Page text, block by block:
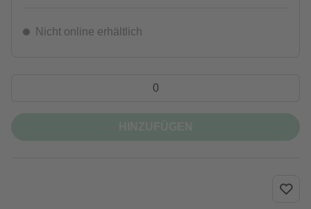
Nicht online erhältlich